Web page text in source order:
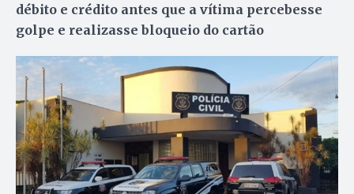
débito e crédito antes que a vítima percebesse
golpe e realizasse bloqueio do cartão